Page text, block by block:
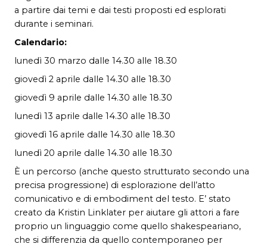
a partire dai temi e dai testi proposti ed esplorati
durante i seminari.
Calendario:
lunedì 30 marzo dalle 14.30 alle 18.30
giovedì 2 aprile dalle 14.30 alle 18.30
giovedì 9 aprile dalle 14.30 alle 18.30
lunedì 13 aprile dalle 14.30 alle 18.30
giovedì 16 aprile dalle 14.30 alle 18.30
lunedì 20 aprile dalle 14.30 alle 18.30
È un percorso (anche questo strutturato secondo una
precisa progressione) di esplorazione dell’atto
comunicativo e di embodiment del testo. E’ stato
creato da Kristin Linklater per aiutare gli attori a fare
proprio un linguaggio come quello shakespeariano,
che si differenzia da quello contemporaneo per